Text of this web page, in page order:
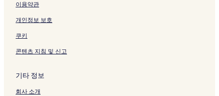
이용약관
개인정보 보호
쿠키
콘텐츠 지침 및 신고
기타 정보
회사 소개